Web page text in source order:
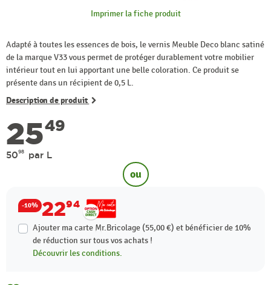
Imprimer la fiche produit
Adapté à toutes les essences de bois, le vernis Meuble Deco blanc satiné
de la marque V33 vous permet de protéger durablement votre mobilier
intérieur tout en lui apportant une belle coloration. Ce produit se
présente dans un récipient de 0,5 L.
Description de produit
2549
5098 par L
ou
-10% 2294
Ajouter ma carte Mr.Bricolage (55,00 €) et bénéficier de 10%
de réduction sur tous vos achats !
Découvrir les conditions.